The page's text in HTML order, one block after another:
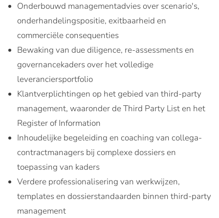
Onderbouwd managementadvies over scenario's,
onderhandelingspositie, exitbaarheid en
commerciële consequenties
Bewaking van due diligence, re-assessments en
governancekaders over het volledige
leveranciersportfolio
Klantverplichtingen op het gebied van third-party
management, waaronder de Third Party List en het
Register of Information
Inhoudelijke begeleiding en coaching van collega-
contractmanagers bij complexe dossiers en
toepassing van kaders
Verdere professionalisering van werkwijzen,
templates en dossierstandaarden binnen third-party
management